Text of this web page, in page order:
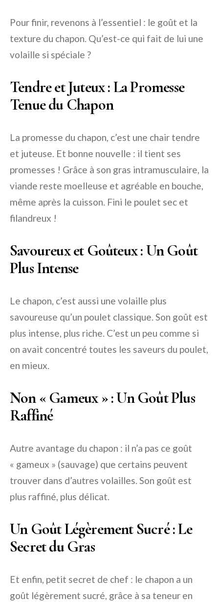
Pour finir, revenons à l’essentiel : le goût et la
texture du chapon. Qu’est-ce qui fait de lui une
volaille si spéciale ?
Tendre et Juteux : La Promesse
Tenue du Chapon
La promesse du chapon, c’est une chair tendre
et juteuse. Et bonne nouvelle : il tient ses
promesses ! Grâce à son gras intramusculaire, la
viande reste moelleuse et agréable en bouche,
même après la cuisson. Fini le poulet sec et
filandreux !
Savoureux et Goûteux : Un Goût
Plus Intense
Le chapon, c’est aussi une volaille plus
savoureuse qu’un poulet classique. Son goût est
plus intense, plus riche. C’est un peu comme si
on avait concentré toutes les saveurs du poulet,
en mieux.
Non « Gameux » : Un Goût Plus
Raffiné
Autre avantage du chapon : il n’a pas ce goût
« gameux » (sauvage) que certains peuvent
trouver dans d’autres volailles. Son goût est
plus raffiné, plus délicat.
Un Goût Légèrement Sucré : Le
Secret du Gras
Et enfin, petit secret de chef : le chapon a un
goût légèrement sucré, grâce à sa teneur en